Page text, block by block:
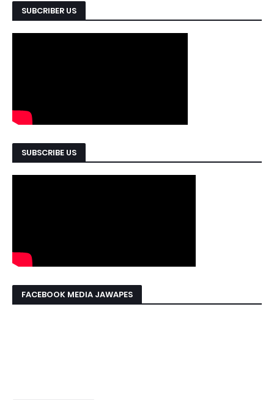
SUBCRIBER US
SUBSCRIBE US
FACEBOOK MEDIA JAWAPES